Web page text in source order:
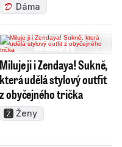
Dáma
Miluje ji i Zendaya! Sukně,
která udělá stylový outfit
z obyčejného trička
Ženy